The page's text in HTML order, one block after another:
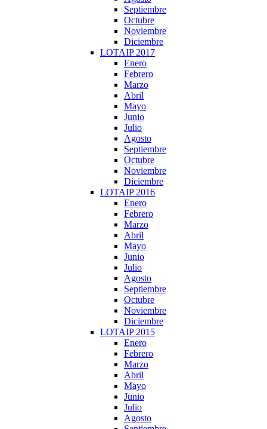
Septiembre
Octubre
Noviembre
Diciembre
LOTAIP 2017
Enero
Febrero
Marzo
Abril
Mayo
Junio
Julio
Agosto
Septiembre
Octubre
Noviembre
Diciembre
LOTAIP 2016
Enero
Febrero
Marzo
Abril
Mayo
Junio
Julio
Agosto
Septiembre
Octubre
Noviembre
Diciembre
LOTAIP 2015
Enero
Febrero
Marzo
Abril
Mayo
Junio
Julio
Agosto